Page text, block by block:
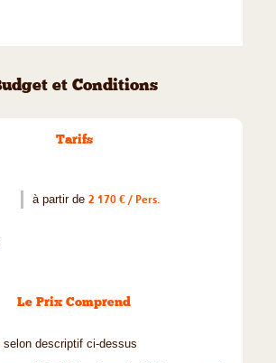
et Conditions
Tarifs
à partir de 2 170 € / Pers.
Le Prix Comprend
selon descriptif ci-dessus